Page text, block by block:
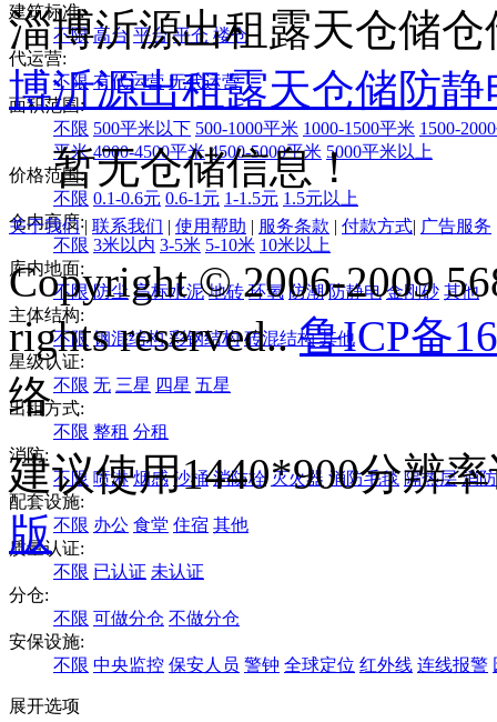
建筑标准:
不限 高台 平台 平仓 楼仓
代运营:
不限 有代运营 无代运营
面积范围:
不限 500平米以下 500-1000平米 1000-1500平米 1500-
平米 4000-4500平米 4500-5000平米 5000平米以上
价格范围:
不限 0.1-0.6元 0.6-1元 1-1.5元 1.5元以上
仓内高度:
不限 3米以内 3-5米 5-10米 10米以上
库内地面:
不限 防尘 高标水泥 地砖 环氧 防潮 防静电 金刚砂 其他
主体结构:
不限 钢混结构 彩钢结构 砖混结构 其他
星级认证:
不限 无 三星 四星 五星
出租方式:
不限 整租 分租
消防:
不限 喷淋 烟感 沙桶 消防栓 灭火器 消防毛毯 隔热层 消
配套设施:
不限 办公 食堂 住宿 其他
质量认证:
不限 已认证 未认证
分仓:
不限 可做分仓 不做分仓
安保设施:
不限 中央监控 保安人员 警钟 全球定位 红外线 连线报警
展开选项
淄博沂源出租露天仓储仓
博沂源出租露天仓储防静
暂无仓储信息！
关于我们| 联系我们 | 使用帮助 | 服务条款 | 付款方式| 广告服务
Copyright © 2006-2009
rights reserved..鲁ICP备
络
建议使用1440*900分辨
版